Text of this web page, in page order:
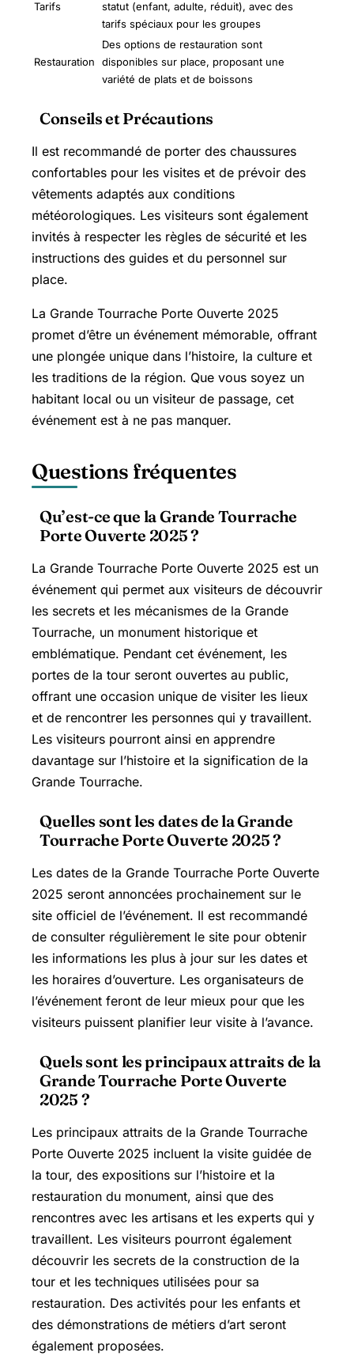
Tarifs
statut (enfant, adulte, réduit), avec des
tarifs spéciaux pour les groupes
Restauration
Des options de restauration sont
disponibles sur place, proposant une
variété de plats et de boissons
Conseils et Précautions
Il est recommandé de porter des chaussures
confortables pour les visites et de prévoir des
vêtements adaptés aux conditions
météorologiques. Les visiteurs sont également
invités à respecter les règles de sécurité et les
instructions des guides et du personnel sur
place.
La Grande Tourrache Porte Ouverte 2025
promet d’être un événement mémorable, offrant
une plongée unique dans l’histoire, la culture et
les traditions de la région. Que vous soyez un
habitant local ou un visiteur de passage, cet
événement est à ne pas manquer.
Questions fréquentes
Qu’est-ce que la Grande Tourrache
Porte Ouverte 2025 ?
La Grande Tourrache Porte Ouverte 2025 est un
événement qui permet aux visiteurs de découvrir
les secrets et les mécanismes de la Grande
Tourrache, un monument historique et
emblématique. Pendant cet événement, les
portes de la tour seront ouvertes au public,
offrant une occasion unique de visiter les lieux
et de rencontrer les personnes qui y travaillent.
Les visiteurs pourront ainsi en apprendre
davantage sur l’histoire et la signification de la
Grande Tourrache.
Quelles sont les dates de la Grande
Tourrache Porte Ouverte 2025 ?
Les dates de la Grande Tourrache Porte Ouverte
2025 seront annoncées prochainement sur le
site officiel de l’événement. Il est recommandé
de consulter régulièrement le site pour obtenir
les informations les plus à jour sur les dates et
les horaires d’ouverture. Les organisateurs de
l’événement feront de leur mieux pour que les
visiteurs puissent planifier leur visite à l’avance.
Quels sont les principaux attraits de la
Grande Tourrache Porte Ouverte
2025 ?
Les principaux attraits de la Grande Tourrache
Porte Ouverte 2025 incluent la visite guidée de
la tour, des expositions sur l’histoire et la
restauration du monument, ainsi que des
rencontres avec les artisans et les experts qui y
travaillent. Les visiteurs pourront également
découvrir les secrets de la construction de la
tour et les techniques utilisées pour sa
restauration. Des activités pour les enfants et
des démonstrations de métiers d’art seront
également proposées.